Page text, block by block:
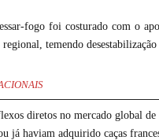
fogo foi costurado com o
temendo desestabilização
diretos no mercado global
já haviam adquirido caças